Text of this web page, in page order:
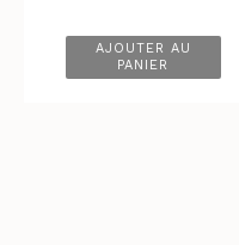
AJOUTER AU
PANIER